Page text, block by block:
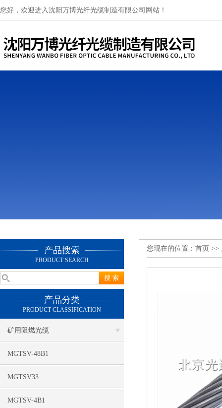
您好，欢迎进入沈阳万博光纤光缆制造有限公司网站！
产品搜索
PRODUCT SEARCH
产品分类
PRODUCT CLASSIFICATION
矿用阻燃光缆
MGTSV-48B1
MGTSV33
MGTSV-4B1
您现在的位置： 首页 >>